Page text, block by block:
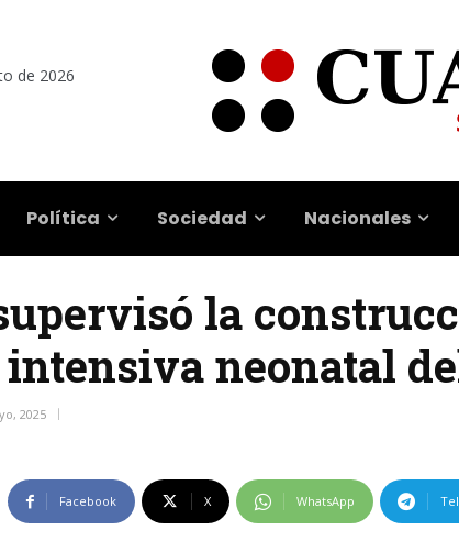
de 2026
Política Sociedad Nacionales
la
neonatal
2025
Facebook X WhatsApp